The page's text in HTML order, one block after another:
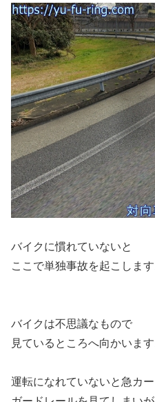
バイクに慣れていないと
ここで単独事故を起こします
バイクは不思議なもので
見ているところへ向かいます
運転になれていないと急カー